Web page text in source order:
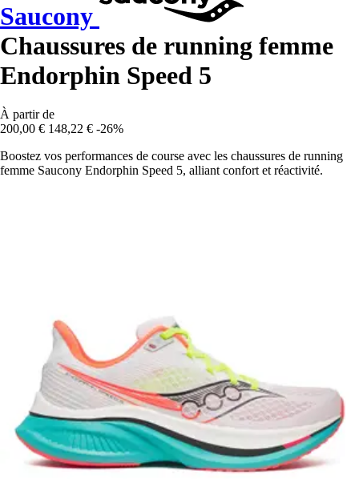
Saucony
Chaussures de running femme
Endorphin Speed 5
À partir de
200,00 € 148,22 € -26%
Boostez vos performances de course avec les chaussures de running
femme Saucony Endorphin Speed 5, alliant confort et réactivité.